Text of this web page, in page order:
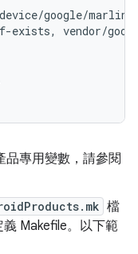
google/marlin/
vendor/
品專用變數，請參閱
檔
Makefile。以下範